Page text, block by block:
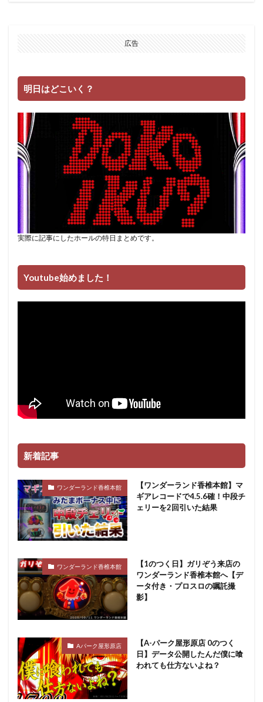
広告
明日はどこいく？
実際に記事にしたホールの特日まとめです。
Youtube始めました！
新着記事
ワンダーランド香椎本館
【ワンダーランド香椎本館】マ
ギアレコードで4.5.6確！中段チ
ェリーを2回引いた結果
ワンダーランド香椎本館
【1のつく日】ガリぞう来店の
ワンダーランド香椎本館へ【デ
ータ付き・プロスロの嘱託撮
影】
Aパーク屋形原店
【A-パーク屋形原店 0のつく
日】データ公開したんだ僕に喰
われても仕方ないよね？